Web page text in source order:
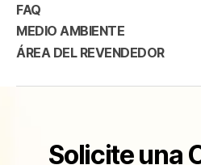
FAQ
MEDIO AMBIENTE
ÁREA DEL REVENDEDOR
Solicite una